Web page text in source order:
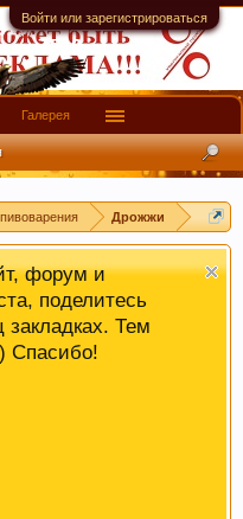
Войти или зарегистрироваться
Дрожжи
форум и
поделитесь
закладках. Тем
Спасибо!
Галерея